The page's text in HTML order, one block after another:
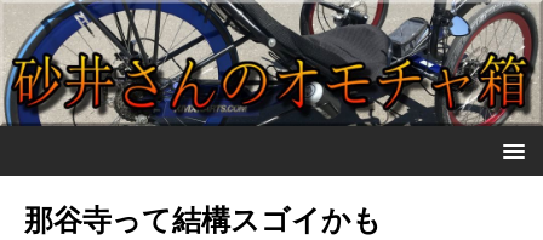
那谷寺って結構スゴイかも